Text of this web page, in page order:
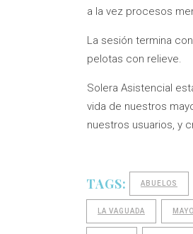
a la vez procesos
La sesión termina
pelotas con relieve.
Solera Asistencial
vida de nuestros
nuestros usuarios, y
TAGS: ABUELOS
LA VAGUADA